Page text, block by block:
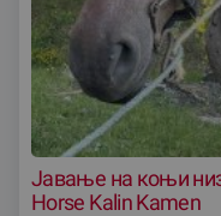
Јавање на коњи
Horse Kalin Kamen